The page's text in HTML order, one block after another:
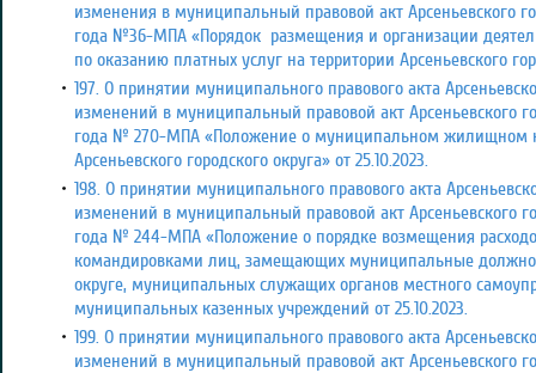
изменения в муниципальный правовой акт Арсеньевского
года №36-МПА «Порядок размещения и организации
по оказанию платных услуг на территории Арсеньевского
197. О принятии муниципального правового акта
изменений в муниципальный правовой акт Арсеньевского
года № 270-МПА «Положение о муниципальном жилищном
Арсеньевского городского округа» от 25.10.2023.
198. О принятии муниципального правового акта
изменений в муниципальный правовой акт Арсеньевского
года № 244-МПА «Положение о порядке возмещения
командировками лиц, замещающих муниципальные
округе, муниципальных служащих органов местного
муниципальных казенных учреждений от 25.10.2023.
199. О принятии муниципального правового акта
изменений в муниципальный правовой акт Арсеньевского